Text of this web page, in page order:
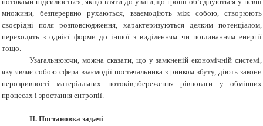
множини, безперервно рухаються, взаємодіють між собою, створюють
своєрідні поля розповсюдження, характеризуються деяким потенціалом,
переходять з однієї форми до іншої з виділенням чи поглинанням енергії
тощо.
Узагальнюючи, можна сказати, що у замкненій економічній системі,
яку являє собою сфера взаємодії постачальника з ринком збуту, діють закони
нерозривності матеріальних потоків,збереження рівноваги у обмінних
процесах і зростання ентропії.
ІІ. Постановка задачі